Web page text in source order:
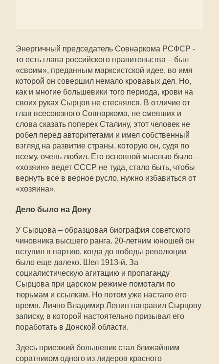
Энергичный председатель Совнаркома РСФСР -
то есть глава российского правительства – был
«своим», преданным марксистской идее, во имя
которой он совершил немало кровавых дел. Но,
как и многие большевики того периода, крови на
своих руках Сырцов не стеснялся. В отличие от
глав всесоюзного Совнаркома, не смевших и
слова сказать поперек Сталину, этот человек не
робел перед авторитетами и имел собственный
взгляд на развитие страны, которую он, судя по
всему, очень любил. Его основной мыслью было –
«хозяин» ведет СССР не туда, стало быть, чтобы
вернуть все в верное русло, нужно избавиться от
«хозяина».
Дело было на Дону
У Сырцова – образцовая биография советского
чиновника высшего ранга. 20-летним юношей он
вступил в партию, когда до победы революции
было еще далеко. Шел 1913-й. За
социалистическую агитацию и пропаганду
Сырцова при царском режиме помотали по
тюрьмам и ссылкам. Но потом уже настало его
время. Лично Владимир Ленин направил Сырцову
записку, в которой настоятельно призывал его
поработать в Донской области.
Здесь приезжий большевик стал ближайшим
соратником одного из лидеров красного